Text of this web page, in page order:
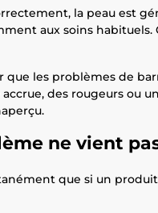
la peau est
aux soins
que les problèmes de
des rougeurs ou
ne vient
que si un